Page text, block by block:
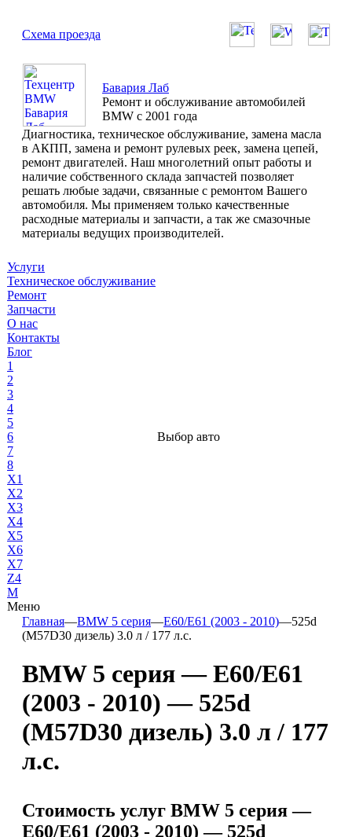
Схема проезда
Бавария Лаб
Ремонт и обслуживание автомобилей
BMW с 2001 года
Диагностика, техническое обслуживание, замена масла
в АКПП, замена и ремонт рулевых реек, замена цепей,
ремонт двигателей. Наш многолетний опыт работы и
наличие собственного склада запчастей позволяет
решать любые задачи, связанные с ремонтом Вашего
автомобиля. Мы применяем только качественные
расходные материалы и запчасти, а так же смазочные
материалы ведущих производителей.
Услуги
Техническое обслуживание
Ремонт
Запчасти
О нас
Контакты
Блог
1
2
3
4
5
6
7
8
X1
X2
X3
X4
X5
X6
X7
Z4
М
Меню
Выбор авто
Главная—BMW 5 серия—E60/E61 (2003 - 2010)—525d
(M57D30 дизель) 3.0 л / 177 л.с.
BMW 5 серия — E60/E61
(2003 - 2010) — 525d
(M57D30 дизель) 3.0 л / 177
л.с.
Стоимость услуг BMW 5 серия —
E60/E61 (2003 - 2010) — 525d